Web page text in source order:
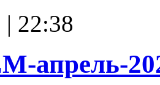
22:38
апрель-